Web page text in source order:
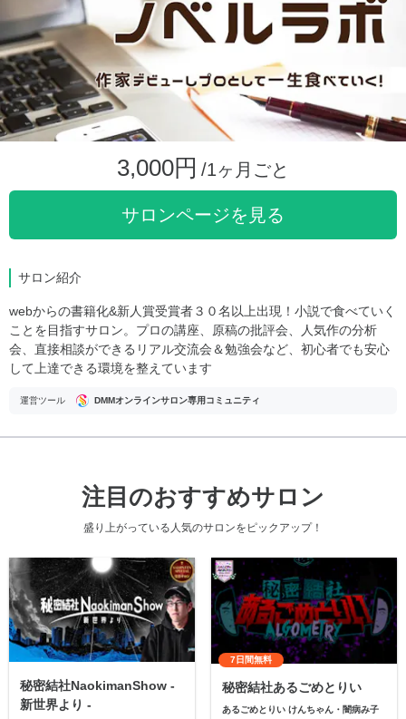
3,000円 /1ヶ月ごと
サロンページを見る
サロン紹介
webからの書籍化&新人賞受賞者３０名以上出現！小説で食べていく
ことを目指すサロン。プロの講座、原稿の批評会、人気作の分析
会、直接相談ができるリアル交流会＆勉強会など、初心者でも安心
して上達できる環境を整えています
運営ツール DMMオンラインサロン専用コミュニティ
注目のおすすめサロン
盛り上がっている人気のサロンをピックアップ！
秘密結社NaokimanShow -
新世界より -
7日間無料
秘密結社あるごめとりい
あるごめとりい けんちゃん・闇病み子